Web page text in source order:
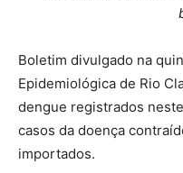
Boletim divulgado na
Epidemiológica de Rio
dengue registrados
casos da doença
importados.